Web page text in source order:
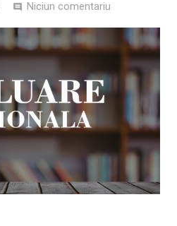
comment Niciun comentariu